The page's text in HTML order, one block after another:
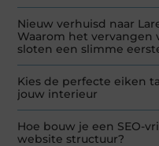
Nieuw verhuisd naar
Waarom het vervangen
sloten een slimme
Kies de perfecte eiken
jouw interieur
Hoe bouw je een SEO-
website structuur?